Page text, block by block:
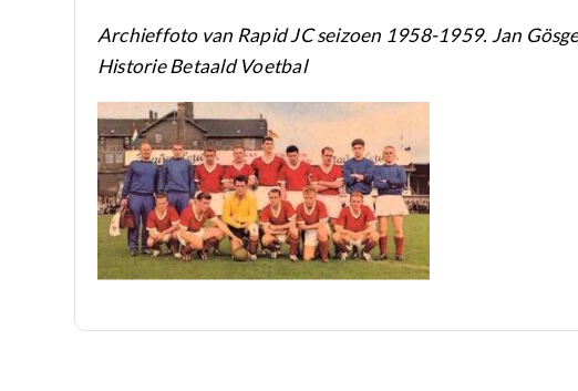
Archieffoto van Rapid JC seizoen 1958-1959. Jan
Historie Betaald Voetbal